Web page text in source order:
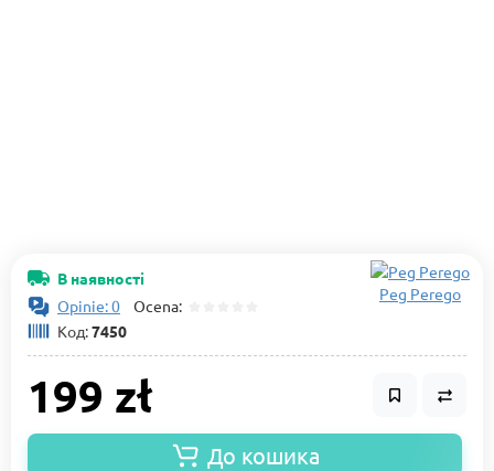
В наявності
Opinie: 0 Ocena:
Код:7450
Peg Perego
199 zł
До кошика